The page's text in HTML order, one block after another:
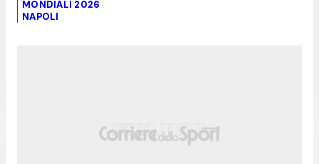
MONDIALI 2026
NAPOLI